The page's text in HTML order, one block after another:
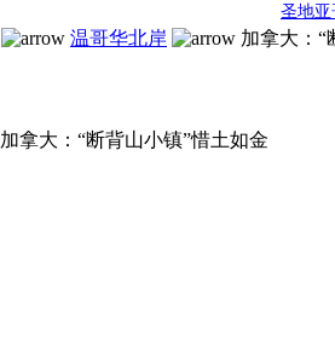
圣地亚
温哥华北岸
加拿大：“
加拿大：“断背山小镇”惜土如金